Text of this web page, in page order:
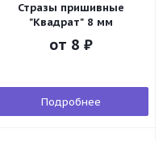
Стразы пришивные
"Квадрат" 8 мм
от 8 ₽
Подробнее